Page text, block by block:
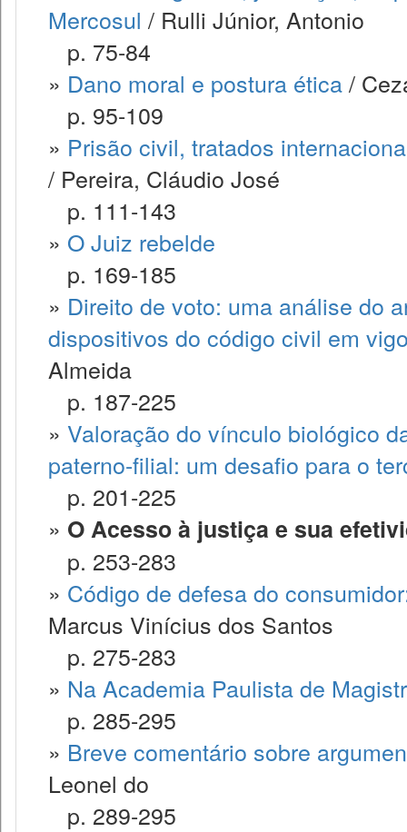
Mercosul / Rulli Júnior, Antonio
p. 75-84
» Dano moral e postura ética/
p. 95-109
» Prisão civil, tratados
/ Pereira, Cláudio José
p. 111-143
» O Juiz rebelde
p. 169-185
» Direito de voto: uma análise do
dispositivos do código civil em
Almeida
p. 187-225
» Valoração do vínculo biológico
paterno-filial: um desafio para o
p. 201-225
» O Acesso à justiça e sua
p. 253-283
» Código de defesa do
Marcus Vinícius dos Santos
p. 275-283
» Na Academia Paulista de
p. 285-295
» Breve comentário sobre
Leonel do
p. 289-295